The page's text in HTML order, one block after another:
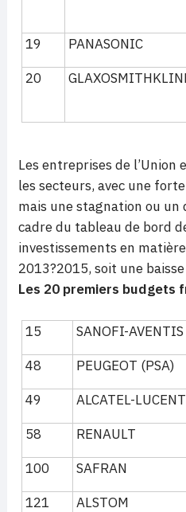
19
PANASONIC
20
Les entreprises de
les secteurs, avec une
mais une stagnation ou un
cadre du tableau de bord
investissements en
2013?2015, soit une
Les 20 premiers budgets
15 SANOFI-AVENTIS
48
PEUGEOT (PSA)
49
ALCATEL-LUCENT
58
RENAULT
100
SAFRAN
121
ALSTOM